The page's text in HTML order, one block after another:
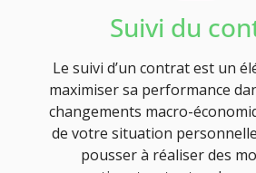
Suivi du
Le suivi d’un contrat est un
maximiser sa performance
changements macro-
de votre situation
pousser à réaliser des